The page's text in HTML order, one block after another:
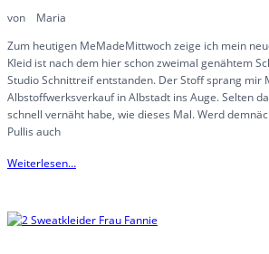
von
Maria
Zum heutigen MeMadeMittwoch zeige ich mein
Kleid ist nach dem hier schon zweimal genähtem
Studio Schnittreif entstanden. Der Stoff sprang mir
Albstoffwerksverkauf in Albstadt ins Auge. Selten
schnell vernäht habe, wie dieses Mal. Werd
Pullis auch
Weiterlesen…